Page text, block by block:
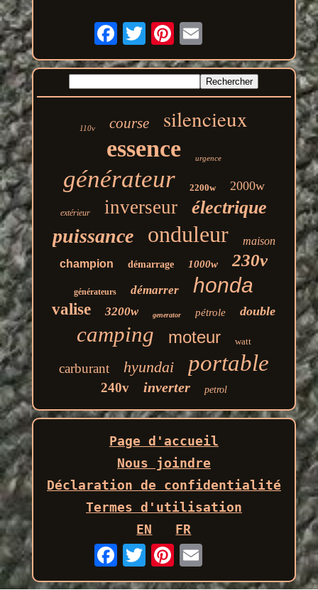
110v course silencieux
essence urgence
générateur 2200w 2000w
extérieur inverseur électrique
puissance onduleur
maison
champion
démarrage 1000w 230v
générateurs démarrer honda
valise 3200w generator pétrole double
camping moteur watt
carburant hyundai portable
240v inverter petrol
Page d'accueil
Nous joindre
Déclaration de confidentialité
Termes d'utilisation
EN
FR
Email